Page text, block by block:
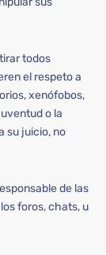
todos
el respeto a
xenófobos,
o la
su juicio, no
de las
foros, chats, u